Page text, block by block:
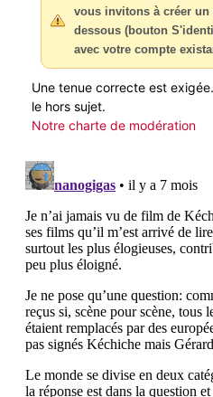
vous invitons à créer
dessous (bouton
avec votre compte
Une tenue correcte est
le hors sujet.
Notre charte de modération